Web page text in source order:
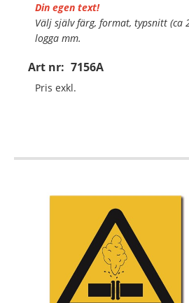
Art nr: 7156A
Din egen text!
Välj själv färg, format, typsnitt (ca
logga mm.
Material:Plan aluminium, 0,7mm
Mått:210x210mm (eller annat
Pris exkl.